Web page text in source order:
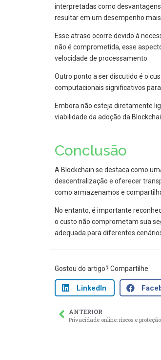
interpretadas como
resultar em um desempenho
Esse atraso ocorre devido à
não é comprometida, esse
velocidade de processamento.
Outro ponto a ser discutido é o
computacionais significativos
Embora não esteja diretamente
viabilidade da adoção da
Conclusão
A Blockchain se destaca como
descentralização e oferecer
como armazenamos e
No entanto, é importante
o custo não comprometam sua
adequada para diferentes
Gostou do artigo? Compartilhe.
LinkedIn
ANTERIOR
Privacidade online: riscos e proteção